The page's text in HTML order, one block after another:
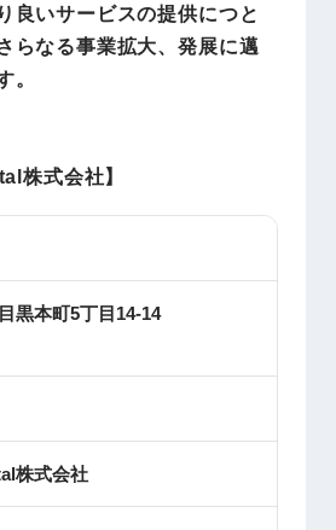
良いサービスの提供につと
らなる事業拡大、発展に邁
。
株式会社】
区目黒本町5丁目14-14
株式会社